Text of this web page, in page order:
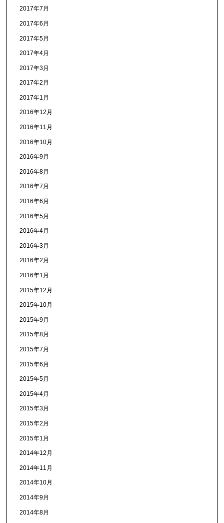
2017年7月
2017年6月
2017年5月
2017年4月
2017年3月
2017年2月
2017年1月
2016年12月
2016年11月
2016年10月
2016年9月
2016年8月
2016年7月
2016年6月
2016年5月
2016年4月
2016年3月
2016年2月
2016年1月
2015年12月
2015年10月
2015年9月
2015年8月
2015年7月
2015年6月
2015年5月
2015年4月
2015年3月
2015年2月
2015年1月
2014年12月
2014年11月
2014年10月
2014年9月
2014年8月